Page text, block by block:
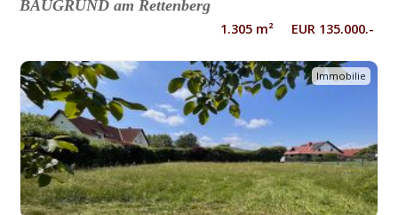
BAUGRUND am Rettenberg
1.305 m² EUR 135.000.-
Immobilie